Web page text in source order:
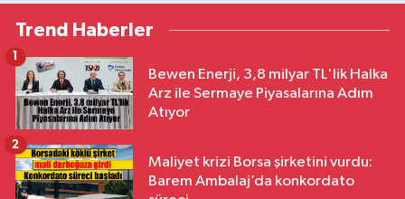
Trend Haberler
Bewen Enerji, 3,8 milyar TL'lik Halka
Arz ile Sermaye Piyasalarına Adım
Atıyor
1
Maliyet krizi Borsa şirketini vurdu:
Barem Ambalaj’da konkordato
2